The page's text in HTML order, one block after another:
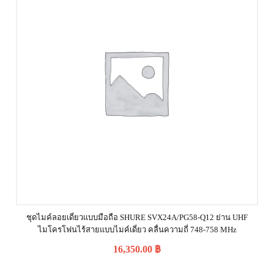
ชุดไมค์ลอยเดี่ยวแบบมือถือ SHURE SVX24A/PG58-Q12 ย่าน UHF
ไมโครโฟนไร้สายแบบไมค์เดี่ยว คลื่นความถี่ 748-758 MHz
16,350.00 ฿